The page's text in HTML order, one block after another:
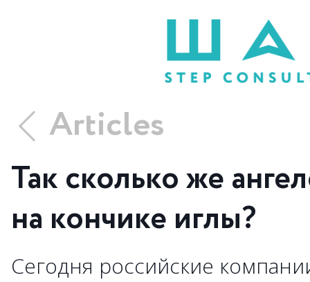
Articles
Так сколько же
на кончике иглы?
Cегодня российские